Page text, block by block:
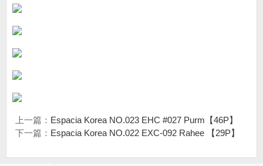
上一篇： Espacia Korea NO.023 EHC #027 Purm【46P】
下一篇： Espacia Korea NO.022 EXC-092 Rahee 【29P】